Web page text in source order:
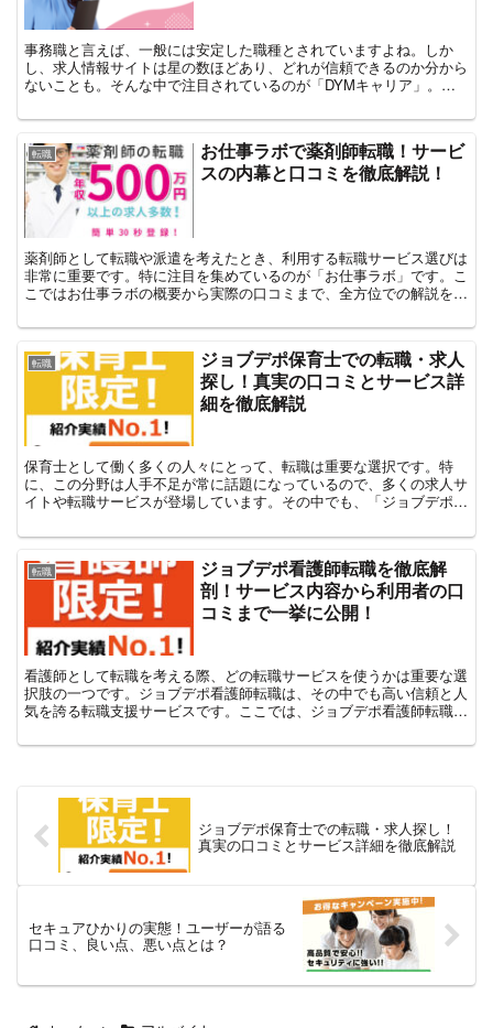
事務職と言えば、一般には安定した職種とされていますよね。しか
し、求人情報サイトは星の数ほどあり、どれが信頼できるのか分から
ないことも。そんな中で注目されているのが「DYMキャリア」。事
転職
お仕事ラボで薬剤師転職！サービ
スの内幕と口コミを徹底解説！
薬剤師として転職や派遣を考えたとき、利用する転職サービス選びは
非常に重要です。特に注目を集めているのが「お仕事ラボ」です。こ
こではお仕事ラボの概要から実際の口コミまで、全方位での解説を行
転職
ジョブデポ保育士での転職・求人
探し！真実の口コミとサービス詳
細を徹底解説
保育士として働く多くの人々にとって、転職は重要な選択です。特
に、この分野は人手不足が常に話題になっているので、多くの求人サ
イトや転職サービスが登場しています。その中でも、「ジョブデポ保
転職
ジョブデポ看護師転職を徹底解
剖！サービス内容から利用者の口
コミまで一挙に公開！
看護師として転職を考える際、どの転職サービスを使うかは重要な選
択肢の一つです。ジョブデポ看護師転職は、その中でも高い信頼と人
気を誇る転職支援サービスです。ここでは、ジョブデポ看護師転職に
ジョブデポ保育士での転職・求人探し！
真実の口コミとサービス詳細を徹底解説
セキュアひかりの実態！ユーザーが語る
口コミ、良い点、悪い点とは？